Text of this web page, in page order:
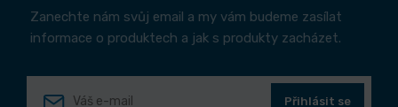
Zanechte nám svůj email a my vám budeme zasílat
informace o produktech a jak s produkty zacházet.
Přihlásit se